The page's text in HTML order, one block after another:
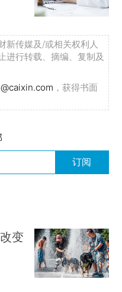
新传媒及/或相关权利人
进行转载、摘编、复制及
，获得书面
订阅
变